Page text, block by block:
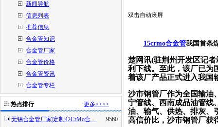
新闻导航
信息列表
推荐信息
合金管知识
合金管厂家
合金管价格
合金管资讯
合金管专栏
热点排行 更多>>>>
无锡合金管厂家|定制42CrMo合…
9560
双击自动滚屏
15crmo合金管我国首条
楚网讯(驻荆州开发区记者
利下线。至此，该厂已
着该厂产品正式进入我国
沙市钢管厂作为全国输油
宁管线、西南成品油管线
油、输气、供热、排灰、
高信价比，沙市钢管厂获